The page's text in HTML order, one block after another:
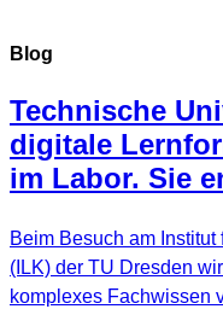
Blog
Technische
digitale
im Labor. Sie
Beim Besuch am
(ILK) der TU Dresden
komplexes Fachwissen